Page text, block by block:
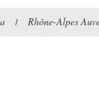
Rhône-Alpes